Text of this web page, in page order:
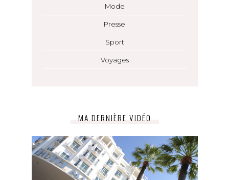
Mode
Presse
Sport
Voyages
MA DERNIÈRE VIDÉO